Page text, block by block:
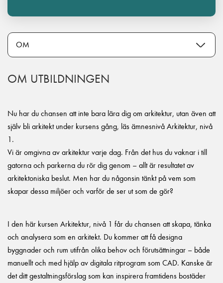
OM UTBILDNINGEN
Nu har du chansen att inte bara lära dig om arkitektur, utan även att
själv bli arkitekt under kursens gång, läs ämnesnivå Arkitektur, nivå
1.
Vi är omgivna av arkitektur varje dag. Från det hus du vaknar i till
gatorna och parkerna du rör dig genom – allt är resultatet av
arkitektoniska beslut. Men har du någonsin tänkt på vem som
skapar dessa miljöer och varför de ser ut som de gör?
I den här kursen Arkitektur, nivå 1 får du chansen att skapa, tänka
och analysera som en arkitekt. Du kommer att få designa
byggnader och rum utifrån olika behov och förutsättningar – både
manuellt och med hjälp av digitala ritprogram som CAD. Kanske är
det ditt gestaltningsförslag som kan inspirera framtidens bostäder